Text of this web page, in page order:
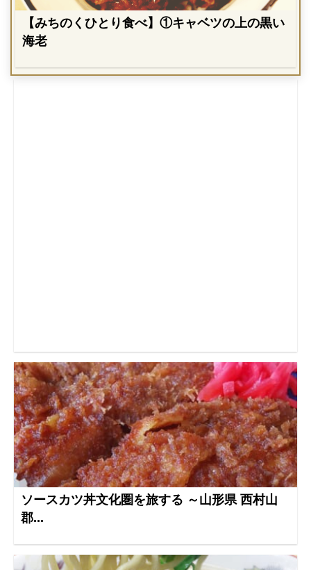
【みちのくひとり食べ】①キャベツの上の黒い
海老
ソースカツ丼文化圏を旅する ～山形県 西村山
郡...